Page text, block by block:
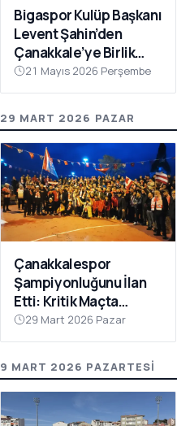
Bigaspor Kulüp Başkanı
Levent Şahin’den
Çanakkale’ye Birlik
Çağrısı
21 Mayıs 2026 Perşembe
29 MART 2026 PAZAR
Çanakkalespor
Şampiyonluğunu İlan
Etti: Kritik Maçta
Galibiyet Geldi
29 Mart 2026 Pazar
9 MART 2026 PAZARTESI